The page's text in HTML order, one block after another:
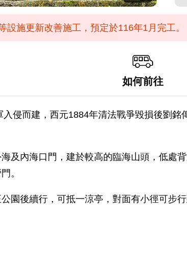
施更新改善施工，預定於116年1月完工。
如何前往
侵而建，西元1884年清法戰爭毀損後劉
及內海口門，建於較高的臨海山頭，低處
。
園後續行，可抵一涼亭，對面有小徑可步行